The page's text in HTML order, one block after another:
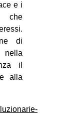
e i
che
di
nella
il
alla